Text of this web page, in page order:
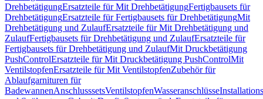
DrehbetätigungErsatzteile für Mit DrehbetätigungFertigbausets für
DrehbetätigungErsatzteile für Fertigbausets für DrehbetätigungMit
Drehbetätigung und ZulaufErsatzteile für Mit Drehbetätigung und
ZulaufFertigbausets für Drehbetätigung und ZulaufErsatzteile für
Fertigbausets für Drehbetätigung und ZulaufMit Druckbetätigung
PushControlErsatzteile für Mit Druckbetätigung PushControlMit
VentilstopfenErsatzteile für Mit VentilstopfenZubehör für
Ablaufgarnituren für
BadewannenAnschlusssetsVentilstopfenWasseranschlüsse